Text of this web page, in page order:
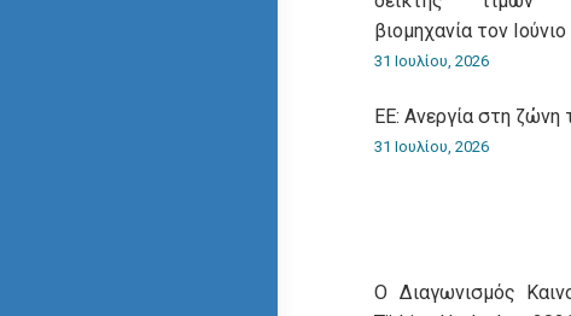
βιομηχανία τον Ιούνιο
31 Ιουλίου, 2026
ΕΕ: Ανεργία στη ζώνη
31 Ιουλίου, 2026
O Διαγωνισμός